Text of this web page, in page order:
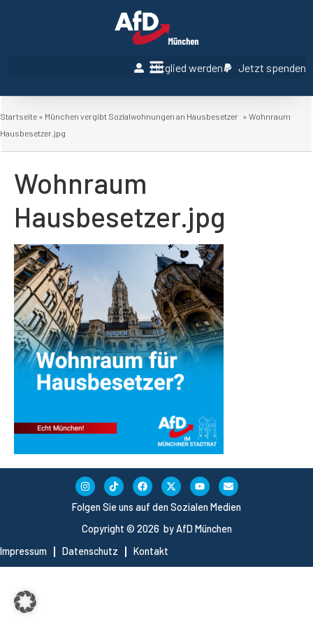
Mitglied werden Jetzt spenden
Startseite » München vergibt Sozialwohnungen an Hausbesetzer » Wohnraum
Hausbesetzer.jpg
Wohnraum
Hausbesetzer.jpg
Copyright © 2026 by AfD München
Impressum
Datenschutz Kontakt
Folgen Sie uns auf den Sozialen Medien